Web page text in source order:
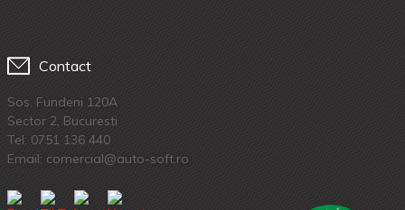
Contact
Sos. Fundeni 120A
Sector 2, Bucuresti
Tel: 0751 136 440
Email: comercial@auto-soft.ro